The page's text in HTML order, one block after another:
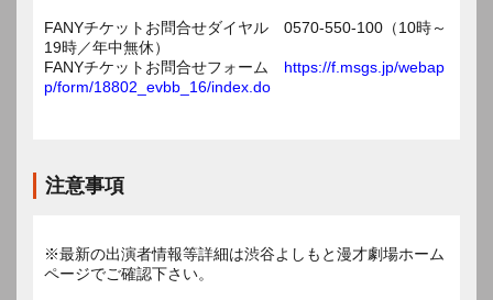
FANYチケットお問合せダイヤル 0570-550-100（10時～
19時／年中無休）
FANYチケットお問合せフォーム https://f.msgs.jp/webap
p/form/18802_evbb_16/index.do
注意事項
※最新の出演者情報等詳細は渋谷よしもと漫才劇場ホーム
ページでご確認下さい。